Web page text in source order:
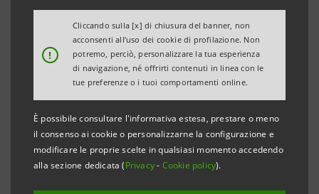
!
Cliccando sulla [x] di chiusura del banner, non
acconsenti all’uso dei cookie di profilazione. Non
potremo, perciò, personalizzare la tua esperienza
di navigazione, né offrirti contenuti in linea con le
tue preferenze o i tuoi comportamenti online.
È possibile consultare l'informativa estesa, prestare o meno
il consenso ai cookie o personalizzarne la configurazione e
modificare le proprie scelte in qualsiasi momento accedendo
alla sezione dedicata (Privacy- Cookie policy).
JOB DIGITAL CORNERNEGLI SPAZI DI INTESA